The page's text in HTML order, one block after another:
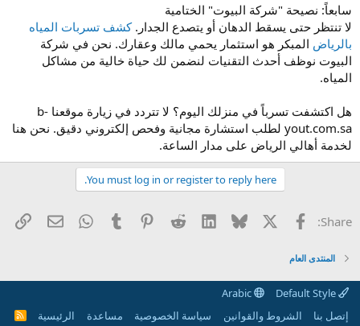
سابعاً: نصيحة "شركة البيوت" الختامية
لا تنتظر حتى يسقط الدهان أو يتصدع الجدار.كشف تسربات المياه
بالرياض المبكر هو استثمار يحمي مالك وعقارك. نحن في شركة
البيوت نوظف أحدث التقنيات لنضمن لك حياة خالية من مشاكل
المياه.
هل اكتشفت تسرباً في منزلك اليوم؟ لا تتردد في زيارة موقعنا b-
yout.com.sa لطلب استشارة مجانية وفحص إلكتروني دقيق. نحن هنا
لخدمة أهالي الرياض على مدار الساعة.
You must log in or register to reply here.
Share: الفيس بوك
X
Bluesky
LinkedIn
Reddit
Pinterest
Tumblr
WhatsApp
البريد
المنتدى العام
Arabic
إتصل بنا
الشروط والقوانين سياسة الخصوصية مساعدة الرئيسية
R